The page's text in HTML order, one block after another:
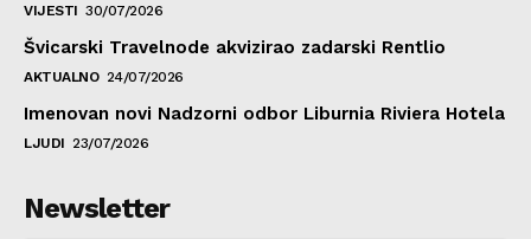
VIJESTI 30/07/2026
Švicarski Travelnode akvizirao zadarski Rentlio
AKTUALNO 24/07/2026
Imenovan novi Nadzorni odbor Liburnia Riviera Hotela
LJUDI 23/07/2026
Newsletter